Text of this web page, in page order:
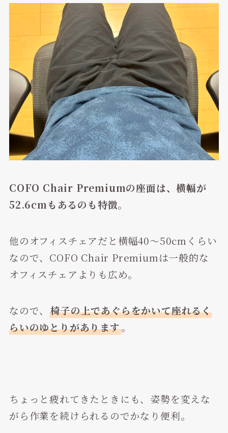
COFO Chair Premiumの座面は、横幅が
52.6cmもあるのも特徴。
他のオフィスチェアだと横幅40～50cmくらい
なので、COFO Chair Premiumは一般的な
オフィスチェアよりも広め。
なので、椅子の上であぐらをかいて座れるく
らいのゆとりがあります。
ちょっと疲れてきたときにも、姿勢を変えな
がら作業を続けられるのでかなり便利。